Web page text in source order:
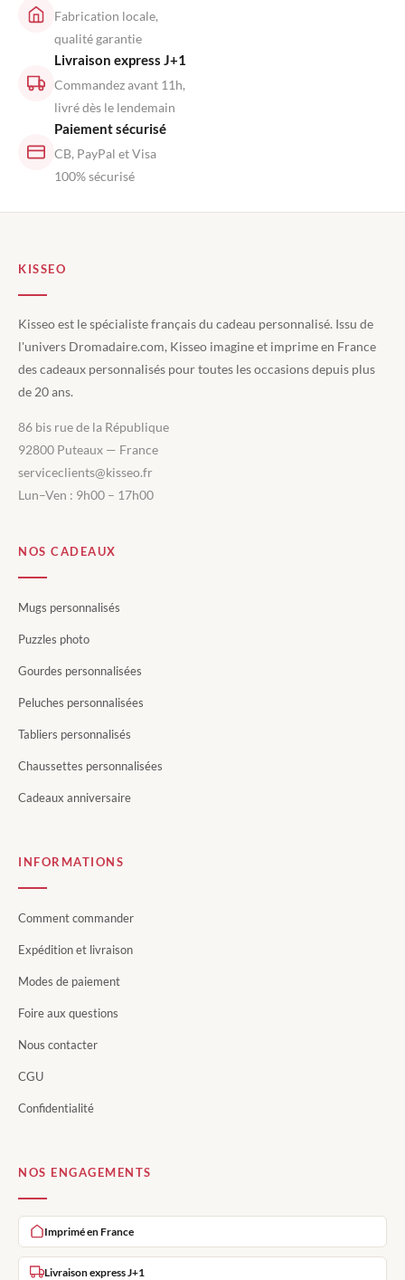
Fabrication locale,
qualité garantie
Livraison express J+1
Commandez avant 11h,
livré dès le lendemain
Paiement sécurisé
CB, PayPal et Visa
100% sécurisé
KISSEO
Kisseo est le spécialiste français du cadeau personnalisé. Issu de
l'univers Dromadaire.com, Kisseo imagine et imprime en France
des cadeaux personnalisés pour toutes les occasions depuis plus
de 20 ans.
86 bis rue de la République
92800 Puteaux — France
serviceclients@kisseo.fr
Lun–Ven : 9h00 – 17h00
NOS CADEAUX
Mugs personnalisés
Puzzles photo
Gourdes personnalisées
Peluches personnalisées
Tabliers personnalisés
Chaussettes personnalisées
Cadeaux anniversaire
INFORMATIONS
Comment commander
Expédition et livraison
Modes de paiement
Foire aux questions
Nous contacter
CGU
Confidentialité
NOS ENGAGEMENTS
Imprimé en France
Livraison express J+1